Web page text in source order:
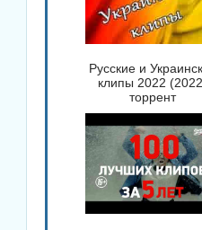
Русские и
клипы 2022
торрент